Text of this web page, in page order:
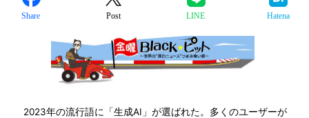
Share Post LINE Hatena
2023年の流行語に「生成AI」が選ばれた。多くのユーザーが